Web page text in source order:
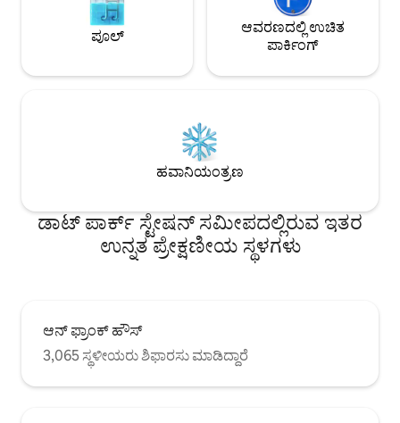
ಪೂಲ್
ಆವರಣದಲ್ಲಿ ಉಚಿತ
ಪಾರ್ಕಿಂಗ್
ಹವಾನಿಯಂತ್ರಣ
ಡಾಟ್ ಪಾರ್ಕ್ ಸ್ಟೇಷನ್ ಸಮೀಪದಲ್ಲಿರುವ ಇತರ
ಉನ್ನತ ಪ್ರೇಕ್ಷಣೀಯ ಸ್ಥಳಗಳು
ಆನ್ ಫ್ರಾಂಕ್ ಹೌಸ್
3,065 ಸ್ಥಳೀಯರು ಶಿಫಾರಸು ಮಾಡಿದ್ದಾರೆ